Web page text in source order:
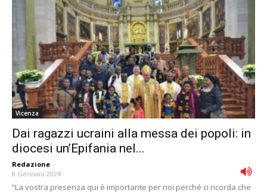
Vicenza
Dai ragazzi ucraini alla messa dei popoli: in
diocesi un’Epifania nel...
Redazione -
8 Gennaio 2024
“La vostra presenza qui è importante per noi perché ci ricorda che